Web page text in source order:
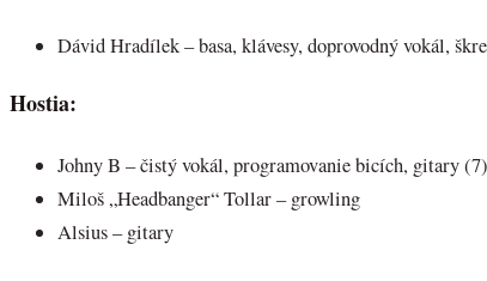
Dávid Hradílek – basa, klávesy, doprovodný vokál,
Hostia:
Johny B – čistý vokál, programovanie bicích, gitary (7)
Miloš „Headbanger“ Tollar – growling
Alsius – gitary